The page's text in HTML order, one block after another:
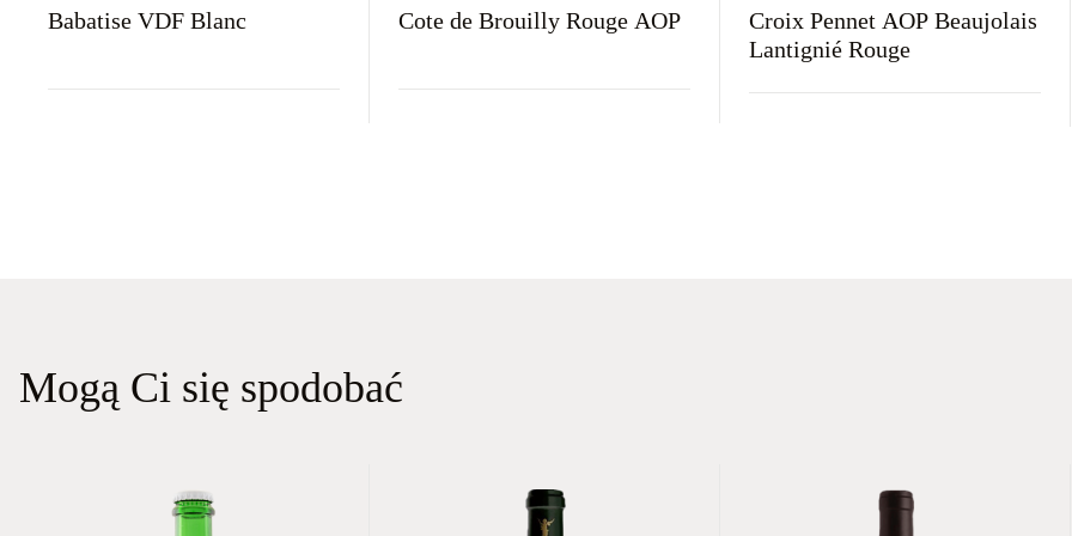
Babatise VDF Blanc Cote de Brouilly Rouge AOP
Croix Pennet AOP Beaujolais
Lantignié Rouge
Mogą Ci się spodobać